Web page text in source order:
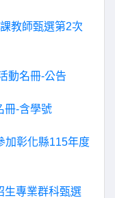
教師甄選第2次
動名冊-公告
冊-含學號
加彰化縣115年度
生專業群科甄選